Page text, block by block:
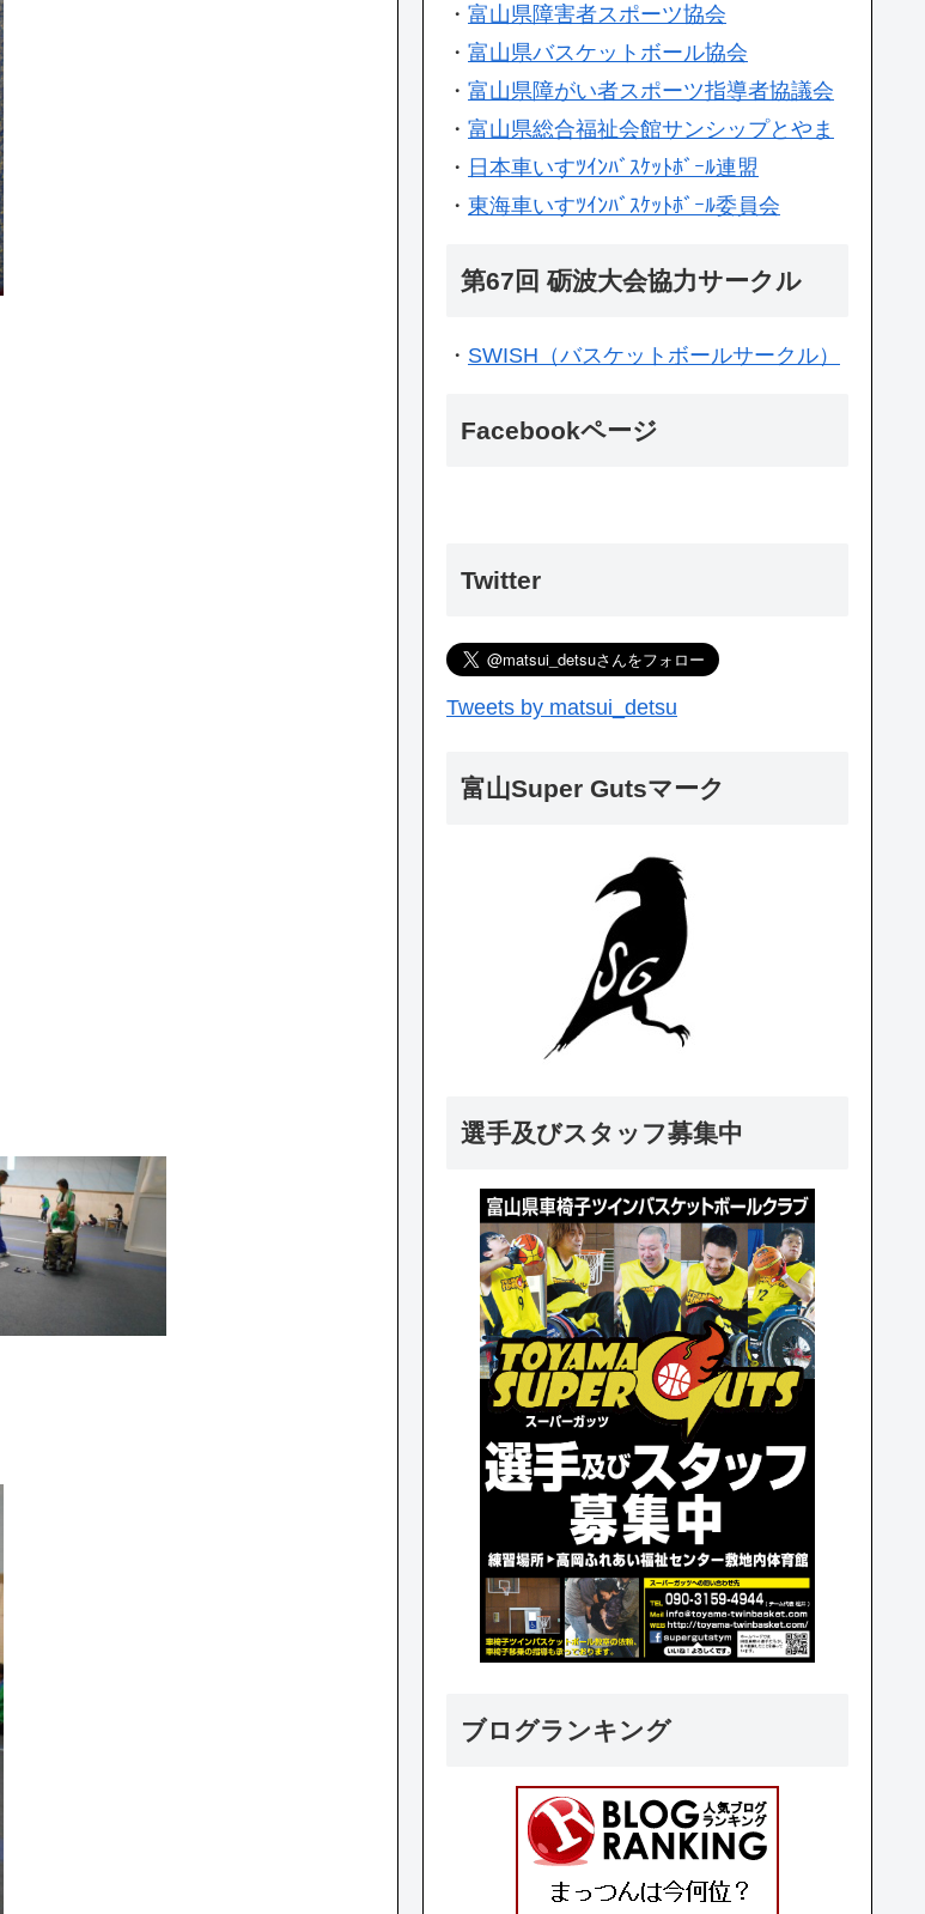
・ 富山県障害者スポーツ協会
・ 富山県バスケットボール協会
・ 富山県障がい者スポーツ指導者協議会
・ 富山県総合福祉会館サンシップとやま
・ 日本車いすﾂｲﾝﾊﾞｽｹｯﾄﾎﾞｰﾙ連盟
・ 東海車いすﾂｲﾝﾊﾞｽｹｯﾄﾎﾞｰﾙ委員会
第67回 砺波大会協力サークル
・ SWISH（バスケットボールサークル）
Facebookページ
Twitter
Tweets by matsui_detsu
富山Super Gutsマーク
選手及びスタッフ募集中
ブログランキング